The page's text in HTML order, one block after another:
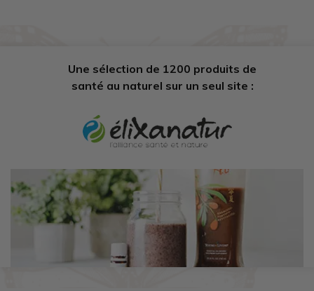
Une sélection de 1200 produits de
santé au naturel sur un seul site :